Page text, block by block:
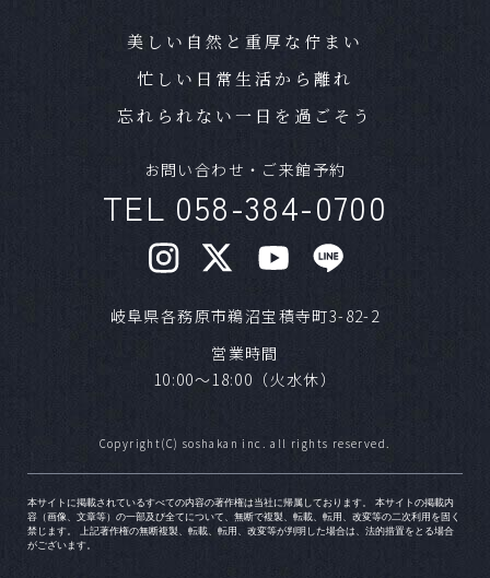
ペットの参加は可能ですか？
がございますが、お気軽にご相談ください。
結婚式までに最短であれば1ヶ月程度でも可能で
混み合うシーズンはありますか？
気候の良いシーズンや、日柄が良い日は人気で
ゃいます。ご希望日が明確な場合はお早めにご
Ｑ ブライダルフェアはいつまでに予約すれば
いいですか？
美しい自然と重厚な佇まい
忙しい日常生活から離れ
忘れられない一日を過ごそう
お問い合わせ・ご来館予約
TEL 058-384-0700
岐阜県各務原市鵜沼宝積寺町3-82-2
営業時間
10:00～18:00（火水休）
Copyright(C) soshakan inc. all rights reserved.
本サイトに掲載されているすべての内容の著作権は当社に帰属しております。 本サイトの掲載内
容（画像、文章等）の一部及び全てについて、無断で複製、転載、転用、改変等の二次利用を固く
禁じます。 上記著作権の無断複製、転載、転用、改変等が判明した場合は、法的措置をとる場合
がございます。